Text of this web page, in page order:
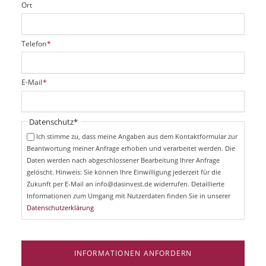
Ort
P
f
i
c
t
f
Telefon*
P
f
i
E-Mail*
Pflichtfeld
Datenschutz*
Ich stimme zu, dass meine Angaben aus dem Kontaktformular zur
Beantwortung meiner Anfrage erhoben und verarbeitet werden. Die
Daten werden nach abgeschlossener Bearbeitung Ihrer Anfrage
gelöscht. Hinweis: Sie können Ihre Einwilligung jederzeit für die
Zukunft per E-Mail an info@dasinvest.de widerrufen. Detaillierte
Informationen zum Umgang mit Nutzerdaten finden Sie in unserer
Datenschutzerklärung
INFORMATIONEN ANFORDERN